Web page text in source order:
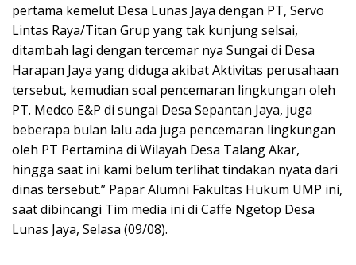
pertama kemelut Desa Lunas Jaya dengan PT, Servo
Lintas Raya/Titan Grup yang tak kunjung selsai,
ditambah lagi dengan tercemar nya Sungai di Desa
Harapan Jaya yang diduga akibat Aktivitas perusahaan
tersebut, kemudian soal pencemaran lingkungan oleh
PT. Medco E&P di sungai Desa Sepantan Jaya, juga
beberapa bulan lalu ada juga pencemaran lingkungan
oleh PT Pertamina di Wilayah Desa Talang Akar,
hingga saat ini kami belum terlihat tindakan nyata dari
dinas tersebut.” Papar Alumni Fakultas Hukum UMP ini,
saat dibincangi Tim media ini di Caffe Ngetop Desa
Lunas Jaya, Selasa (09/08).